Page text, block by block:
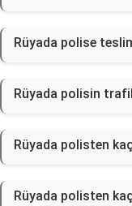
Rüyada polise
Rüyada polisin
Rüyada polisten
Rüyada polisten